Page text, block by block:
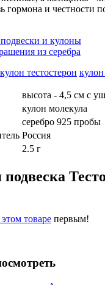
гормона и честности
и кулоны
из серебра
кулон тестостерон
высота - 4,5 см с
кулон молекула
серебро 925 пробы
Россия
2.5 г
товаре первым!